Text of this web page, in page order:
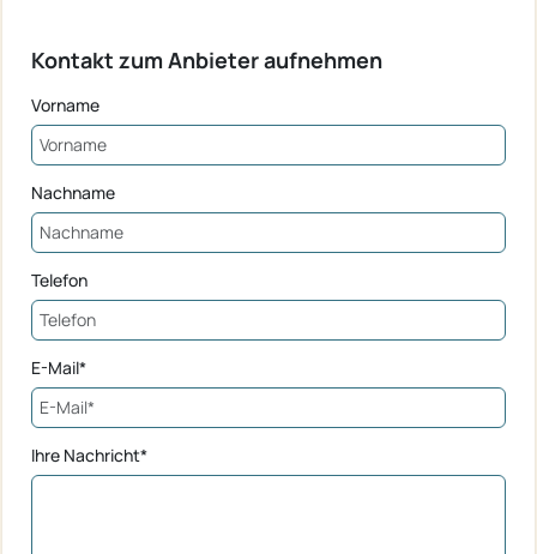
Kontakt zum Anbieter aufnehmen
Vorname
Nachname
Telefon
E-Mail*
Ihre Nachricht*